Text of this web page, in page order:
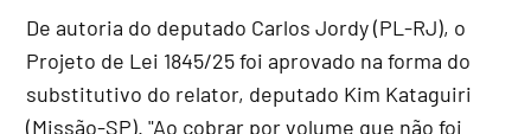
De autoria do deputado Carlos Jordy (PL-RJ), o
Projeto de Lei 1845/25 foi aprovado na forma do
substitutivo do relator, deputado Kim Kataguiri
(Missão-SP). "Ao cobrar por volume que não foi